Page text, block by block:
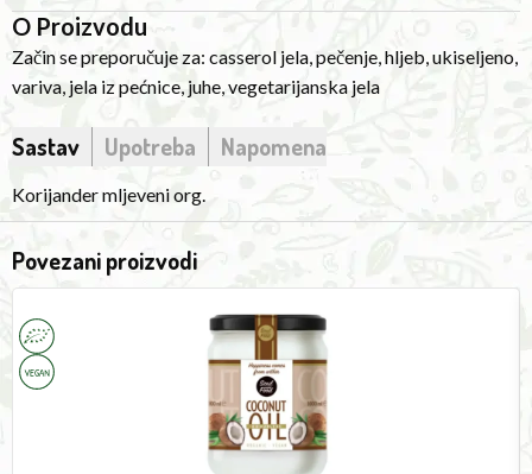
O Proizvodu
Začin se preporučuje za: casserol jela, pečenje, hljeb, ukiseljeno,
variva, jela iz pećnice, juhe, vegetarijanska jela
Sastav Upotreba Napomena
Korijander mljeveni org.
Povezani proizvodi
Coconut
Oil
1000ml